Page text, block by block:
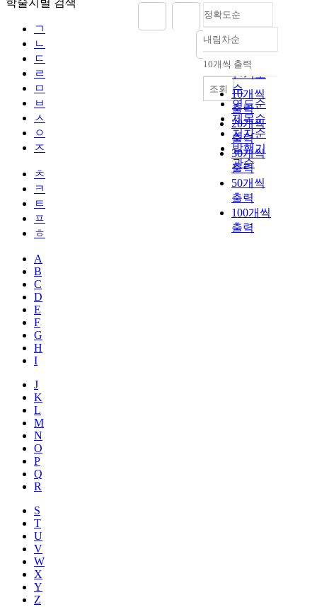
학술지별 검색
ㄱ
ㄴ
ㄷ
ㄹ
ㅁ
ㅂ
ㅅ
ㅇ
ㅈ
ㅊ
ㅋ
ㅌ
ㅍ
ㅎ
A
B
C
D
E
F
G
H
I
J
K
L
M
N
O
P
Q
R
S
T
U
V
W
X
Y
Z
정확도순
정확도
순
인기도
순
연도순
제목순
저자순
발행기
관순
내림차순
내림차순
10개씩 출력
10개씩
출력
20개씩
출력
30개씩
출력
50개씩
출력
100개씩
출력
조회